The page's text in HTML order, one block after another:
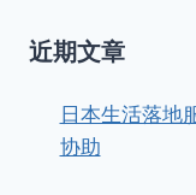
近期文章
日本生活落地
协助